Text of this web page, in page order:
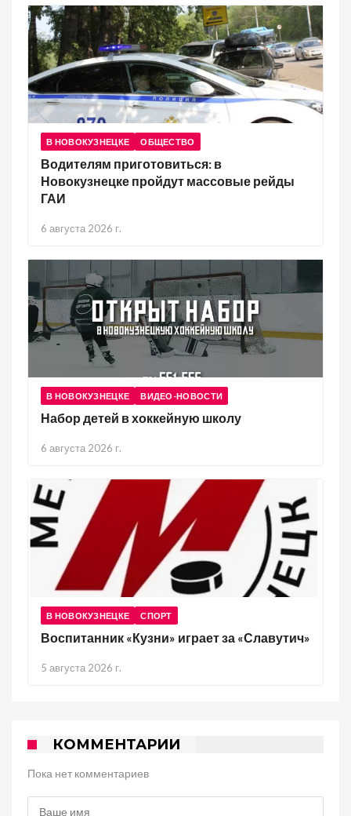
В НОВОКУЗНЕЦКЕ ОБЩЕСТВО
Водителям приготовиться: в
Новокузнецке пройдут массовые рейды
ГАИ
6 августа 2026 г.
В НОВОКУЗНЕЦКЕ ВИДЕО-НОВОСТИ
Набор детей в хоккейную школу
6 августа 2026 г.
В НОВОКУЗНЕЦКЕ СПОРТ
Воспитанник «Кузни» играет за «Славутич»
5 августа 2026 г.
КОММЕНТАРИИ
Пока нет комментариев